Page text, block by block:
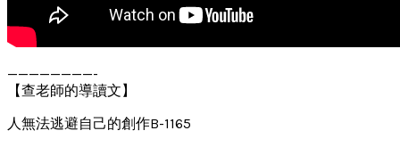
————————-
【查老師的導讀文】
人無法逃避自己的創作B-1165